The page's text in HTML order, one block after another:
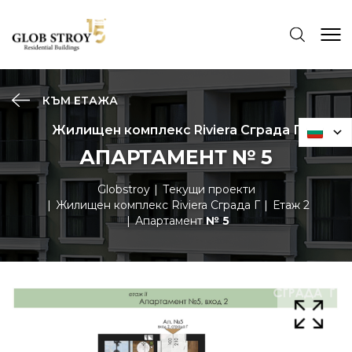
КЪМ ЕТАЖА
Жилищен комплекс Riviera Сграда Г
АПАРТАМЕНТ № 5
Globstroy
Текущи проекти
Жилищен комплекс Riviera Сграда Г
Етаж 2
Апартамент№ 5